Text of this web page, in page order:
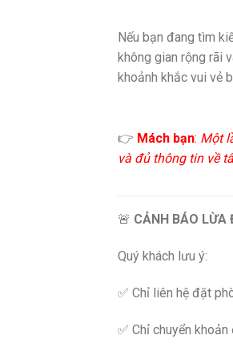
Nếu bạn đang tìm
không gian rộng rãi
khoảnh khắc vui vẻ
👉 Mách bạn: Một
và đủ thông tin về
🚨 CẢNH BÁO LỪA
Quý khách lưu ý:
✅ Chỉ liên hệ đặt
✅ Chỉ chuyển